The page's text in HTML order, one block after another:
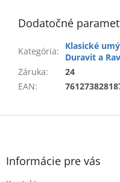
Dodatočné
Kategória:
Klasické
Duravit a
Záruka:
24
EAN:
Z
Informácie pre vás